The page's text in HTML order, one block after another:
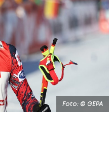
Foto: © GEPA